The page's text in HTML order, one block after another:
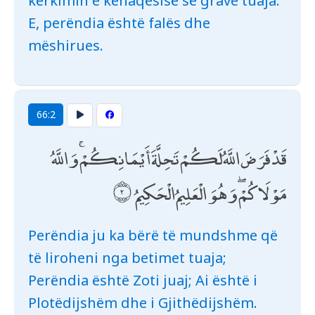
E, perëndia është falës dhe
mëshirues.
66:2
قَدْ فَرَضَ اللَّهُ لَكُمْ تَحِلَّةَ أَيْمَانِكُمْ ۚ وَاللَّهُ
مَوْلَاكُمْ ۖ وَهُوَ الْعَلِيمُ الْحَكِيمُ
Perëndia ju ka bërë të mundshme që
të liroheni nga betimet tuaja;
Perëndia është Zoti juaj; Ai është i
Plotëdijshëm dhe i Gjithëdijshëm.